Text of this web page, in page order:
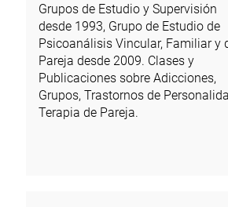
Grupos de Estudio y Supervisión
desde 1993, Grupo de Estudio de
Psicoanálisis Vincular, Familiar y
Pareja desde 2009. Clases y
Publicaciones sobre Adicciones,
Grupos, Trastornos de
Terapia de Pareja.